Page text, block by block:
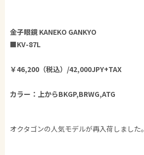
金子眼鏡 KANEKO GANKYO
■KV-87L
￥46,200（税込）/42,000JPY+TAX
カラー：上からBKGP,BRWG,ATG
オクタゴンの人気モデルが再入荷しました。